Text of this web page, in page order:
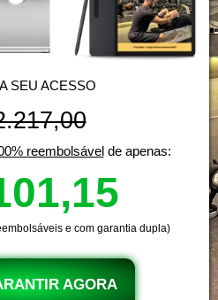
SEU ACESSO
reembolsávelde apenas:
e com garantia dupla)
AGORA